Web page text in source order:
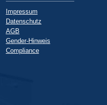
Impressum
Datenschutz
AGB
Gender-Hinweis
Compliance